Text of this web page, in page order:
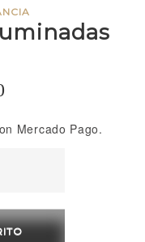
Mercado Pago.